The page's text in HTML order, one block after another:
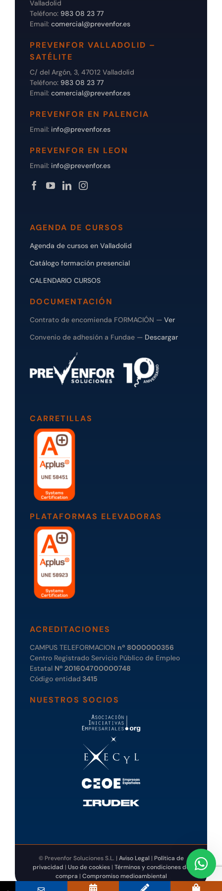
Tienda online
Contacto
Valladolid
Teléfono: 983 08 23 77
Email: comercial@prevenfor.es
PREVENFOR VALLADOLID –
SATÉLITE
C/ del Argón, 3, 47012 Valladolid
Teléfono: 983 08 23 77
Email: comercial@prevenfor.es
PREVENFOR EN PALENCIA
Email: info@prevenfor.es
PREVENFOR EN LEON
Email: info@prevenfor.es
AGENDA DE CURSOS
Agenda de cursos en Valladolid
Catálogo formación presencial
CALENDARIO CURSOS
DOCUMENTACIÓN
Contrato de encomienda FORMACIÓN — Ver
Convenio de adhesión a Fundae — Descargar
CARRETILLAS
PLATAFORMAS ELEVADORAS
ACREDITACIONES
CAMPUS TELEFORMACION nº 8000000356
Centro Registrado Servicio Público de Empleo
Estatal Nº 201604700000748
Código entidad 3415
NUESTROS SOCIOS
© Prevenfor Soluciones S.L. | Aviso Legal | Política de
privacidad | Uso de cookies| Términos y condiciones de
compra | Compromiso medioambiental